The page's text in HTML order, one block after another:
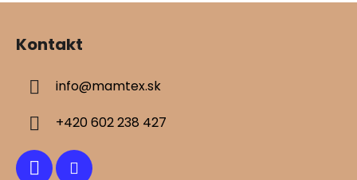
Kontakt
info@mamtex.sk
+420 602 238 427